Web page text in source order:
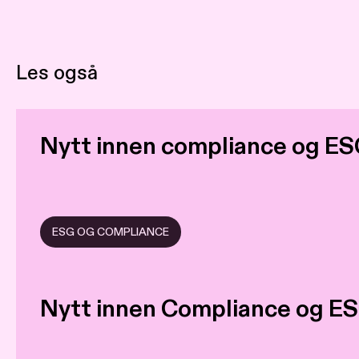
Les også
Nytt innen compliance og
ESG OG COMPLIANCE
Nytt innen Compliance og